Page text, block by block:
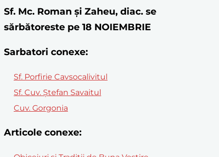
Sf. Mc. Roman şi Zaheu, diac. se
sărbătoreste pe 18 NOIEMBRIE
Sarbatori conexe:
Sf. Porfirie Cavsocalivitul
Sf. Cuv. Ștefan Savaitul
Cuv. Gorgonia
Articole conexe: